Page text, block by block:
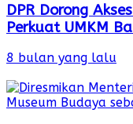
DPR Dorong
Perkuat UMKM
8 bulan yang lalu